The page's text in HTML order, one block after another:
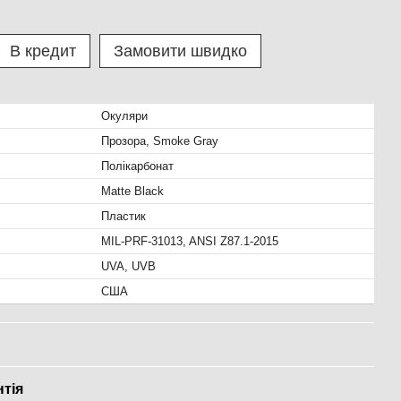
В кредит Замовити швидко
Окуляри
Прозора, Smoke Gray
Полікарбонат
Matte Black
Пластик
MIL-PRF-31013, ANSI Z87.1-2015
UVA, UVB
США